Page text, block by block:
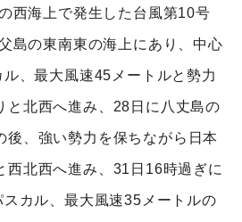
西海上で発生した台風第10号
島の東南東の海上にあり、中心
、最大風速45メートルと勢力
と北西へ進み、28日に八丈島の
後、強い勢力を保ちながら日本
西北西へ進み、31日16時過ぎに
カル、最大風速35メートルの